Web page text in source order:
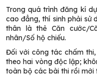
Trong quá trình đăng kí
cao đẳng, thí sinh phải sử
thân là thẻ Căn cước/
nhân/Số hộ chiếu.
Đối với công tác chấm
theo hai vòng độc lập;
toàn bộ các bài thi rồi mới